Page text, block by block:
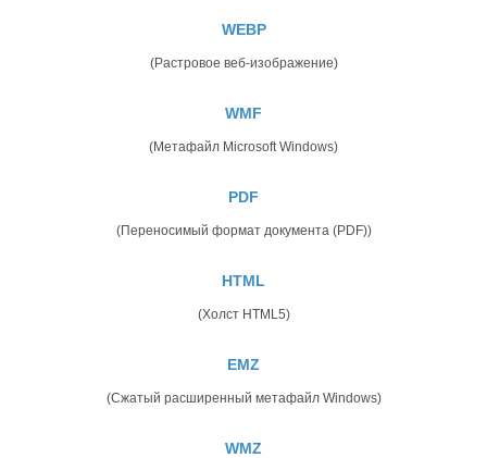
WEBP
(Растровое веб-изображение)
WMF
(Метафайл Microsoft Windows)
PDF
(Переносимый формат документа (PDF))
HTML
(Холст HTML5)
EMZ
(Сжатый расширенный метафайл Windows)
WMZ